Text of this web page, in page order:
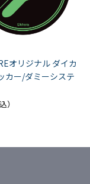
オリジナル ダイカ
カー/ダミーシステ